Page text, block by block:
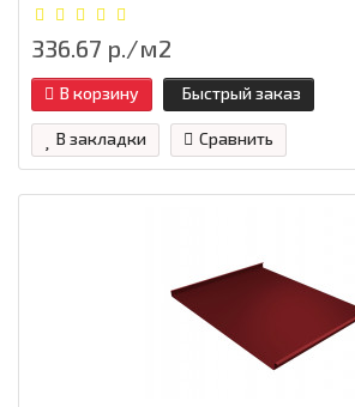
336.67 р./м2
В корзину Быстрый заказ
В закладки Сравнить